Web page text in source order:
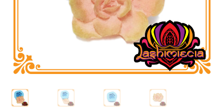
Corante, Pigmento e Óxido
Manteiga
Óleos